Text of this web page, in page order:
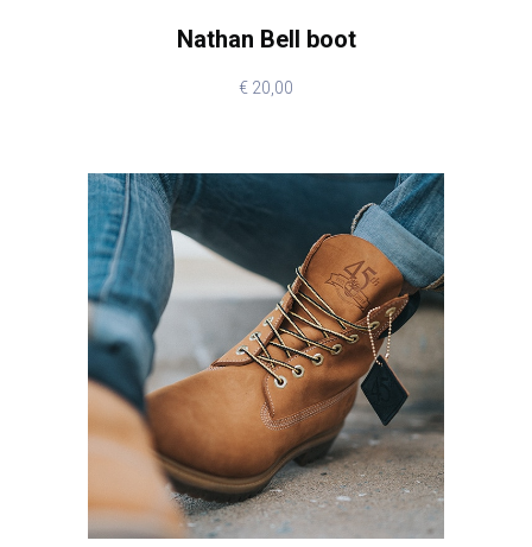
Nathan Bell boot
€ 20,00